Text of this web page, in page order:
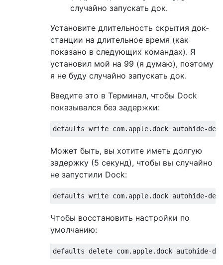
случайно запускать док.
Установите длительность скрытия док-
станции на длительное время (как
показано в следующих командах). Я
установил мой на 99 (я думаю), поэтому
я не буду случайно запускать док.
Введите это в Терминал, чтобы Dock
показывался без задержки:
Может быть, вы хотите иметь долгую
задержку (5 секунд), чтобы вы случайно
не запустили Dock:
Чтобы восстановить настройки по
умолчанию: